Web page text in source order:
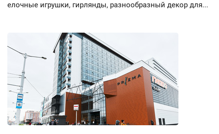
елочные игрушки, гирлянды, разнообразный декор для...